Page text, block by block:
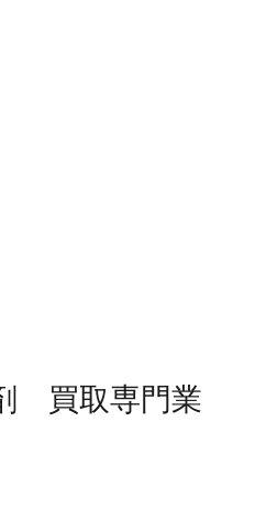
買取専門業